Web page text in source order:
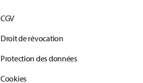
CGV
Droit de révocation
Protection des données
Cookies